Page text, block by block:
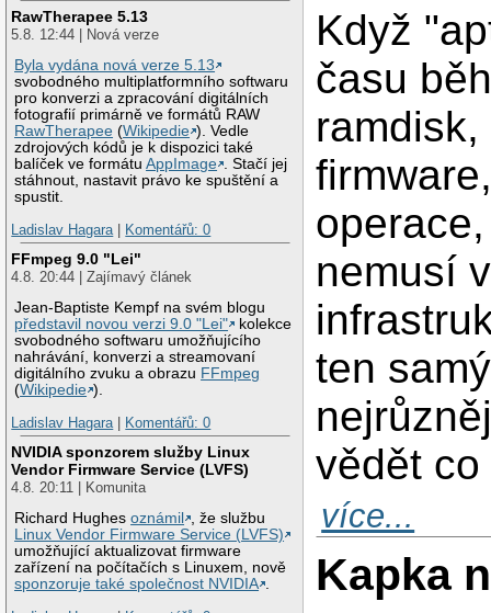
RawTherapee 5.13
5.8. 12:44 | Nová verze
Byla vydána nová verze 5.13
svobodného multiplatformního softwaru
pro konverzi a zpracování digitálních
fotografií primárně ve formátů RAW
RawTherapee (Wikipedie ). Vedle
zdrojových kódů je k dispozici také
balíček ve formátuAppImage . Stačí jej
stáhnout, nastavit právo ke spuštění a
spustit.
Ladislav Hagara| Komentářů: 0
FFmpeg 9.0 "Lei"
4.8. 20:44 | Zajímavý článek
Jean-Baptiste Kempf na svém blogu
představil novou verzi 9.0 "Lei"
kolekce
svobodného softwaru umožňujícího
nahrávání, konverzi a streamovaní
digitálního zvuku a obrazu FFmpeg
(Wikipedie ).
Ladislav Hagara| Komentářů: 0
NVIDIA sponzorem služby Linux
Vendor Firmware Service (LVFS)
4.8. 20:11 | Komunita
Richard Hughesoznámil
, že službu
Linux Vendor Firmware Service (LVFS)
umožňující aktualizovat firmware
zařízení na počítačích s Linuxem, nově
sponzoruje také společnost NVIDIA .
Když
času
nemusí
ten
vědět
více...
Kapka